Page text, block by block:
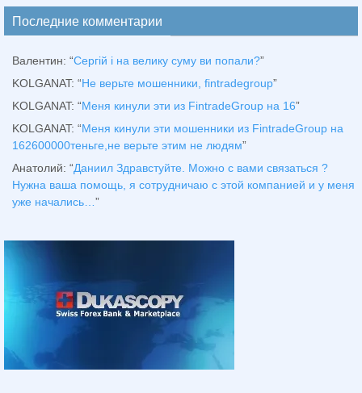
Последние комментарии
Валентин: “Сергій і на велику суму ви попали?”
KOLGANAT: “Не верьте мошенники, fintradegroup”
KOLGANAT: “Меня кинули эти из FintradeGroup на 16”
KOLGANAT: “Меня кинули эти мошенники из FintradeGroup на
162600000теньге,не верьте этим не людям”
Анатолий: “Даниил Здравстуйте. Можно с вами связаться ?
Нужна ваша помощь, я сотрудничаю с этой компанией и у меня
уже начались…”